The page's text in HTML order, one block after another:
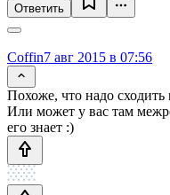
Ответить
Coffin7 авг 2015 в 07:56
Похоже, что надо сходить
Или может у вас там
его знает :)